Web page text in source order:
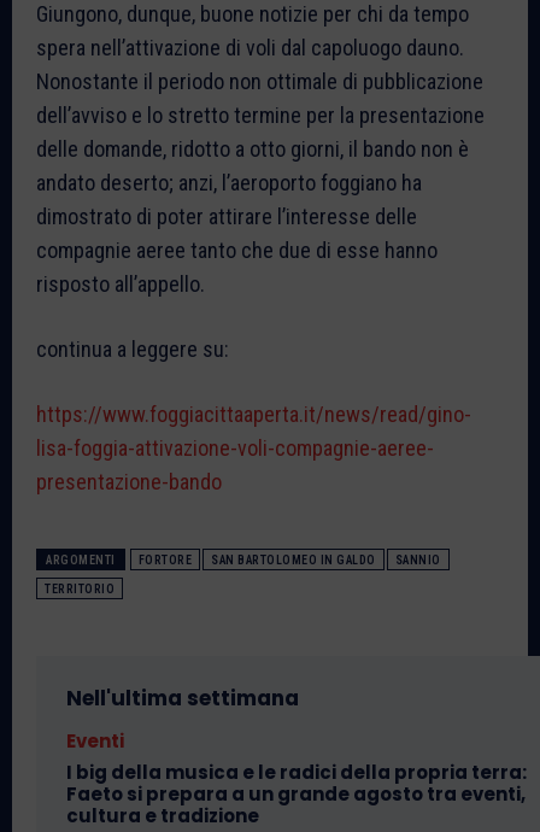
Giungono, dunque, buone notizie per chi da tempo
spera nell’attivazione di voli dal capoluogo dauno.
Nonostante il periodo non ottimale di pubblicazione
dell’avviso e lo stretto termine per la presentazione
delle domande, ridotto a otto giorni, il bando non è
andato deserto; anzi, l’aeroporto foggiano ha
dimostrato di poter attirare l’interesse delle
compagnie aeree tanto che due di esse hanno
risposto all’appello.
continua a leggere su:
https://www.foggiacittaaperta.it/news/read/gino-
lisa-foggia-attivazione-voli-compagnie-aeree-
presentazione-bando
ARGOMENTI FORTORE SAN BARTOLOMEO IN GALDO SANNIO
TERRITORIO
Nell'ultima settimana
Eventi
I big della musica e le radici della propria terra:
Faeto si prepara a un grande agosto tra eventi,
cultura e tradizione